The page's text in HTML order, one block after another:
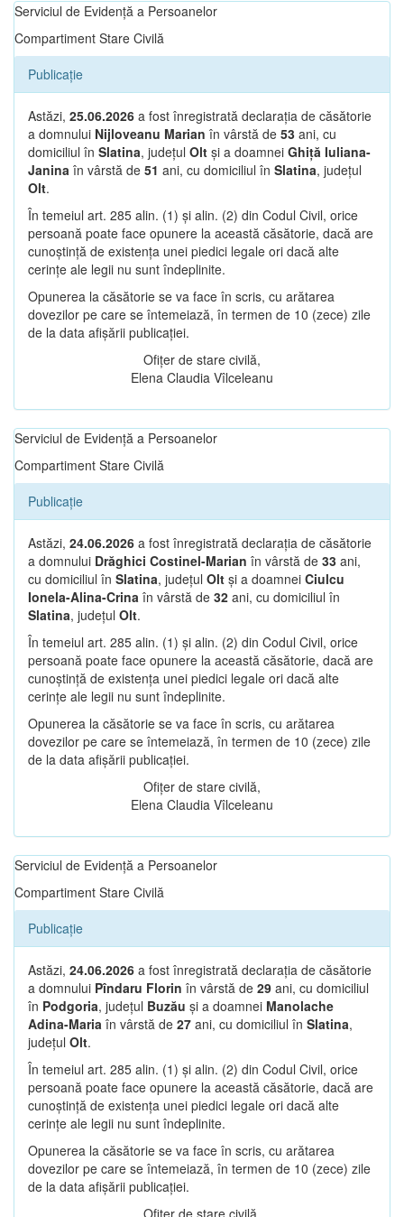
Serviciul de Evidență a Persoanelor
Compartiment Stare Civilă
Publicație
Astăzi, 25.06.2026 a fost înregistrată declarația de căsătorie
a domnului Nijloveanu Marian în vârstă de 53 ani, cu
domiciliul în Slatina, județul Olt și a doamnei Ghiță Iuliana-
Janina în vârstă de 51 ani, cu domiciliul în Slatina, județul
Olt.
În temeiul art. 285 alin. (1) și alin. (2) din Codul Civil, orice
persoană poate face opunere la această căsătorie, dacă are
cunoștință de existența unei piedici legale ori dacă alte
cerințe ale legii nu sunt îndeplinite.
Opunerea la căsătorie se va face în scris, cu arătarea
dovezilor pe care se întemeiază, în termen de 10 (zece) zile
de la data afișării publicației.
Ofițer de stare civilă,
Elena Claudia Vîlceleanu
Serviciul de Evidență a Persoanelor
Compartiment Stare Civilă
Publicație
Astăzi, 24.06.2026 a fost înregistrată declarația de căsătorie
a domnului Drăghici Costinel-Marian în vârstă de 33 ani,
cu domiciliul în Slatina, județul Olt și a doamnei Ciulcu
Ionela-Alina-Crina în vârstă de 32 ani, cu domiciliul în
Slatina, județul Olt.
În temeiul art. 285 alin. (1) și alin. (2) din Codul Civil, orice
persoană poate face opunere la această căsătorie, dacă are
cunoștință de existența unei piedici legale ori dacă alte
cerințe ale legii nu sunt îndeplinite.
Opunerea la căsătorie se va face în scris, cu arătarea
dovezilor pe care se întemeiază, în termen de 10 (zece) zile
de la data afișării publicației.
Ofițer de stare civilă,
Elena Claudia Vîlceleanu
Serviciul de Evidență a Persoanelor
Compartiment Stare Civilă
Publicație
Astăzi, 24.06.2026 a fost înregistrată declarația de căsătorie
a domnului Pîndaru Florin în vârstă de 29 ani, cu domiciliul
în Podgoria, județul Buzău și a doamnei Manolache
Adina-Maria în vârstă de 27 ani, cu domiciliul în Slatina,
județul Olt.
În temeiul art. 285 alin. (1) și alin. (2) din Codul Civil, orice
persoană poate face opunere la această căsătorie, dacă are
cunoștință de existența unei piedici legale ori dacă alte
cerințe ale legii nu sunt îndeplinite.
Opunerea la căsătorie se va face în scris, cu arătarea
dovezilor pe care se întemeiază, în termen de 10 (zece) zile
de la data afișării publicației.
Ofițer de stare civilă,